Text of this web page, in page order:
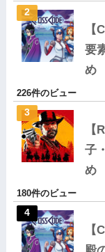
要
め
226件のビュー
子
め
180件のビュー